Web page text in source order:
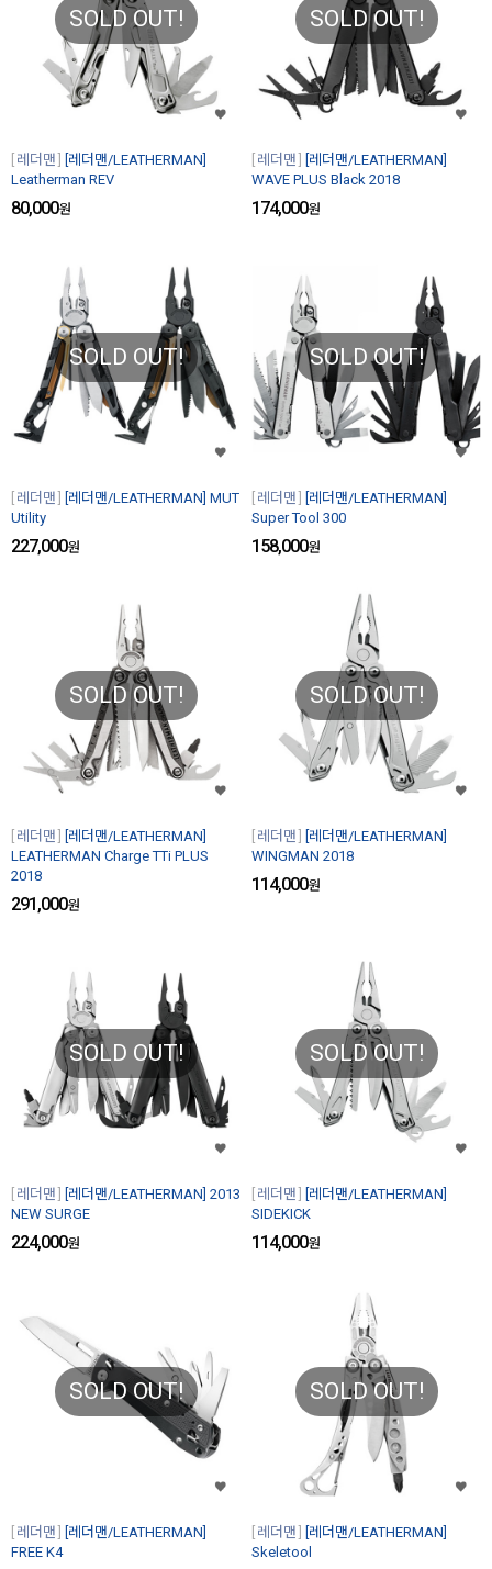
SOLD OUT!
레더맨
[레더맨/LEATHERMAN]
Leatherman REV
80,000원
SOLD OUT!
레더맨
[레더맨/LEATHERMAN]
WAVE PLUS Black 2018
174,000원
SOLD OUT!
레더맨
[레더맨/LEATHERMAN] MUT
Utility
227,000원
SOLD OUT!
레더맨
[레더맨/LEATHERMAN]
Super Tool 300
158,000원
SOLD OUT!
레더맨
[레더맨/LEATHERMAN]
LEATHERMAN Charge TTi PLUS
2018
291,000원
SOLD OUT!
레더맨
[레더맨/LEATHERMAN]
WINGMAN 2018
114,000원
SOLD OUT!
레더맨
[레더맨/LEATHERMAN] 2013
NEW SURGE
224,000원
SOLD OUT!
레더맨
[레더맨/LEATHERMAN]
SIDEKICK
114,000원
SOLD OUT!
레더맨
[레더맨/LEATHERMAN]
FREE K4
SOLD OUT!
레더맨
[레더맨/LEATHERMAN]
Skeletool